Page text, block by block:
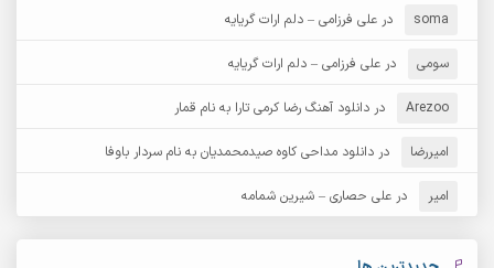
آرش عثمان
آرش مبهم آرش مستشیری
آرش مهرابی آرش نظری
آرشام
آرکاداش
soma در علی فرزامی – دلم ارات گریایه
سومی در علی فرزامی – دلم ارات گریایه
Arezoo در دانلود آهنگ رضا کرمی تارا به نام قمار
امیررضا در دانلود مداحی کاوه صیدمحمدیان به نام سردار باوفا
امیر در علی حصاری – شیرین شمامه